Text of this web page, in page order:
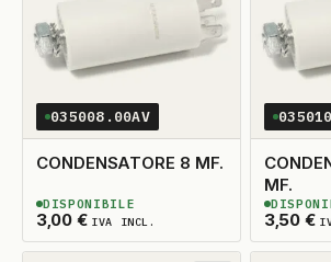
035008.00AV
CONDENSATORE 8 MF.
3,00 € IVA INCL.
2DISPONIBILI
DISPONIBILE
MF.
3,50 €
2